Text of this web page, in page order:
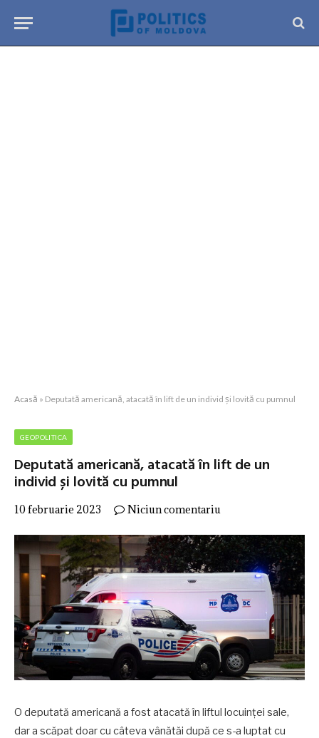
Acasă » Deputată americană, atacată în lift de un individ și lovită cu pumnul
GEOPOLITICA
Deputată americană, atacată în lift de un
individ și lovită cu pumnul
10 februarie 2023 Niciun comentariu
O deputată americană a fost atacată în liftul locuinței sale,
dar a scăpat doar cu câteva vânătăi după ce s-a luptat cu